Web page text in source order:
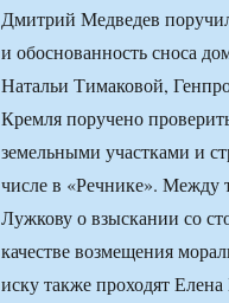
Дмитрий Медведев
и обоснованность сноса
Натальи Тимаковой,
Кремля поручено
земельными участками и
числе в «Речнике».
Лужкову о взыскании со
качестве возмещения
иску также проходят